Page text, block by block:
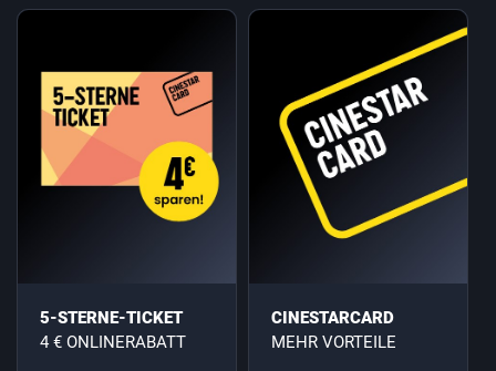
5-STERNE-TICKET
4 € ONLINERABATT
CINESTARCARD
MEHR VORTEILE